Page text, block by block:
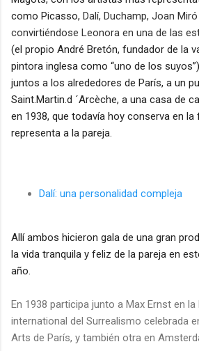
como Picasso, Dalí, Duchamp, Joan
convirtiéndose Leonora en una de las
(el propio André Bretón, fundador de la
pintora inglesa como “uno de los
juntos a los alrededores de París, a un
Saint.Martin.d ´Arcèche, a una casa de
en 1938, que todavía hoy conserva en la
representa a la pareja.
Dalí: una personalidad compleja
Allí ambos hicieron gala de una gran
a vida tranquila y feliz de la pareja en
año.
En 1938 participa junto a Max Ernst en la
international del Surrealismo celebrada
Arts de París, y también otra en